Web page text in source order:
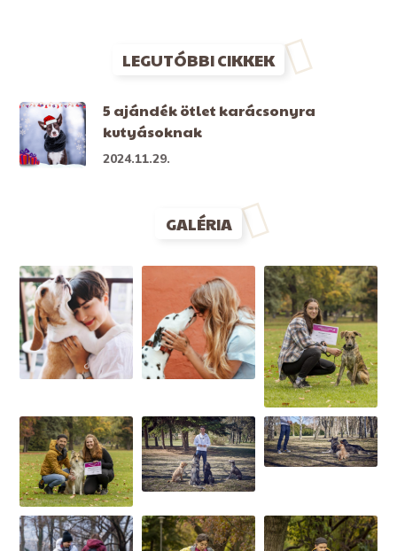
LEGUTÓBBI CIKKEK
5 ajándék ötlet karácsonyra
kutyásoknak
2024.11.29.
GALÉRIA